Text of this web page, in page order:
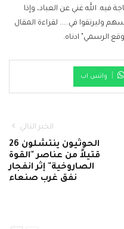
فيه. الله غني عن العباد، وإذا
وليرتقوا في..... لقراءة المقال
الرسمي" ادناه.
واتس اب
الخبر التالي
الحوثيون ينتشلون 26
قتيلاً من عناصر "القوة
الصاروخية" إثر انفجار
نفق غرب صنعاء